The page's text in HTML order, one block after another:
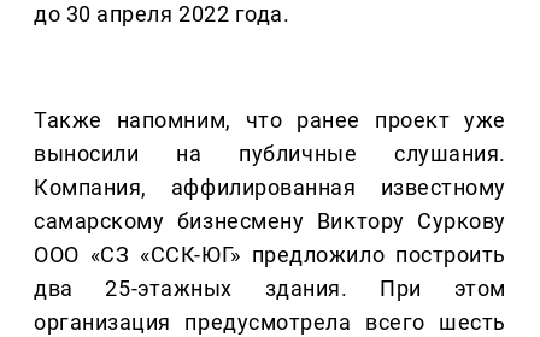
до 30 апреля 2022 года.
Также напомним, что ранее проект уже
выносили на публичные слушания.
Компания, аффилированная известному
самарскому бизнесмену Виктору Суркову
ООО «СЗ «ССК-ЮГ» предложило построить
два 25-этажных здания. При этом
организация предусмотрела всего шесть